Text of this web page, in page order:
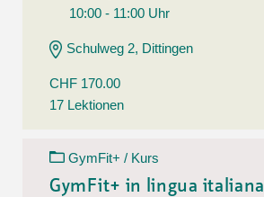
10:00 - 11:00 Uhr
Schulweg 2, Dittingen
CHF 170.00
17 Lektionen
GymFit+ / Kurs
GymFit+ in lingua italiana